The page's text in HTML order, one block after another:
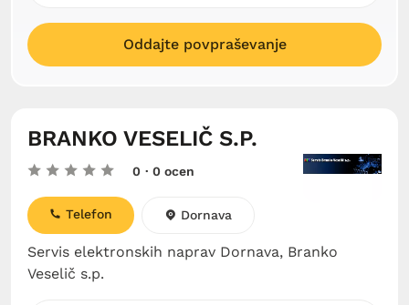
Oddajte povpraševanje
BRANKO VESELIČ S.P.
0 · 0 ocen
Servis elektronskih naprav Dornava, Branko
Veselič s.p.
Telefon Dornava